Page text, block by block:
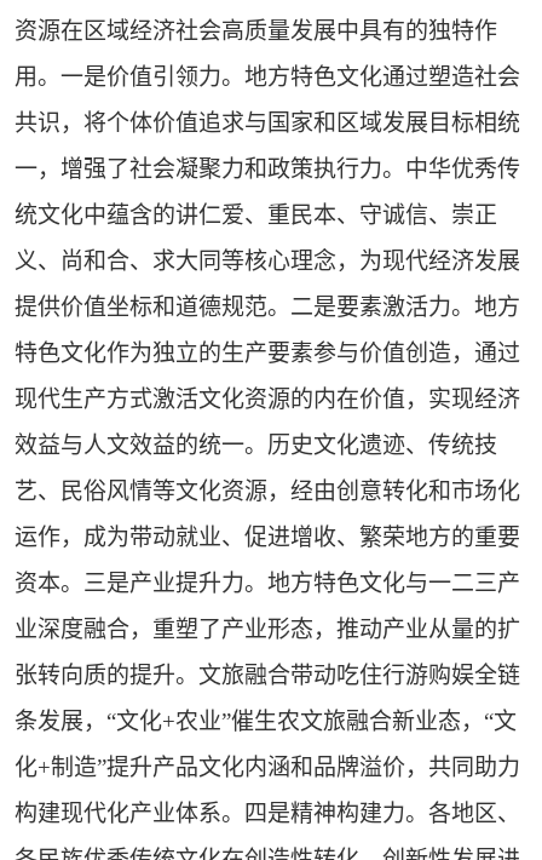
资源在区域经济社会高质量发展中具有的独特作
用。一是价值引领力。地方特色文化通过塑造社会
共识，将个体价值追求与国家和区域发展目标相统
一，增强了社会凝聚力和政策执行力。中华优秀传
统文化中蕴含的讲仁爱、重民本、守诚信、崇正
义、尚和合、求大同等核心理念，为现代经济发展
提供价值坐标和道德规范。二是要素激活力。地方
特色文化作为独立的生产要素参与价值创造，通过
现代生产方式激活文化资源的内在价值，实现经济
效益与人文效益的统一。历史文化遗迹、传统技
艺、民俗风情等文化资源，经由创意转化和市场化
运作，成为带动就业、促进增收、繁荣地方的重要
资本。三是产业提升力。地方特色文化与一二三产
业深度融合，重塑了产业形态，推动产业从量的扩
张转向质的提升。文旅融合带动吃住行游购娱全链
条发展，“文化+农业”催生农文旅融合新业态，“文
化+制造”提升产品文化内涵和品牌溢价，共同助力
构建现代化产业体系。四是精神构建力。各地区、